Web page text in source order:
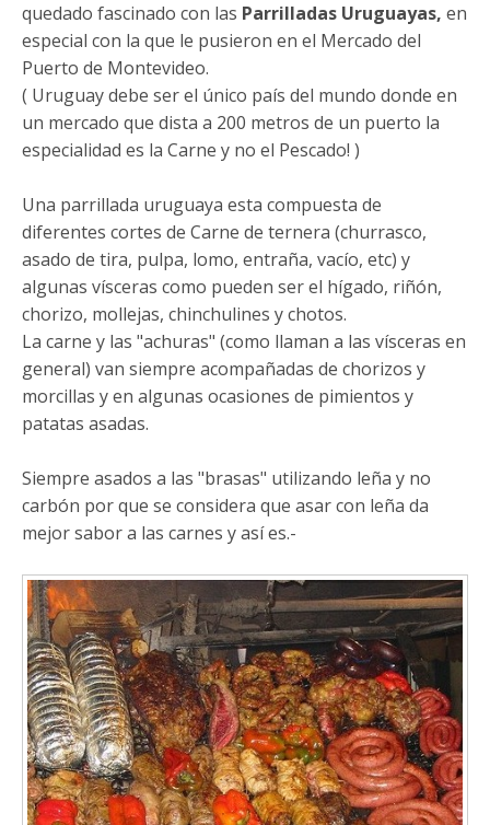
quedado fascinado con las Parrilladas Uruguayas, en
especial con la que le pusieron en el Mercado del
Puerto de Montevideo.
( Uruguay debe ser el único país del mundo donde en
un mercado que dista a 200 metros de un puerto la
especialidad es la Carne y no el Pescado! )
Una parrillada uruguaya esta compuesta de
diferentes cortes de Carne de ternera (churrasco,
asado de tira, pulpa, lomo, entraña, vacío, etc) y
algunas vísceras como pueden ser el hígado, riñón,
chorizo, mollejas, chinchulines y chotos.
La carne y las "achuras" (como llaman a las vísceras en
general) van siempre acompañadas de chorizos y
morcillas y en algunas ocasiones de pimientos y
patatas asadas.
Siempre asados a las "brasas" utilizando leña y no
carbón por que se considera que asar con leña da
mejor sabor a las carnes y así es.-